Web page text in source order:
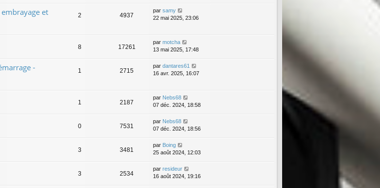
et
2 4937
par samy
22 mai 2025, 23:06
8 17261
par motcha
13 mai 2025, 17:48
-
1 2715
par dantares61
16 avr. 2025, 16:07
1 2187
par Nebs68
07 déc. 2024, 18:58
0 7531
par Nebs68
07 déc. 2024, 18:56
3 3481
par Boing
25 août 2024, 12:03
3 2534
par resideur
16 août 2024, 19:16